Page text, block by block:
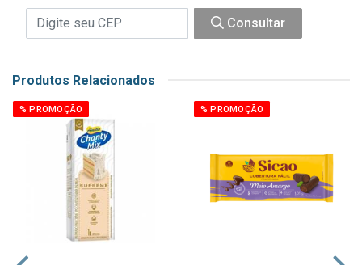
Consultar
Produtos Relacionados
% PROMOÇÃO % PROMOÇÃO